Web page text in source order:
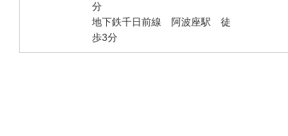
分
地下鉄千日前線 阿波座駅 徒
歩3分